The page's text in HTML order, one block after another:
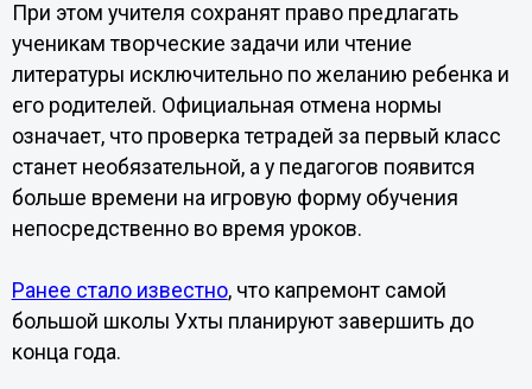
При этом учителя сохранят право предлагать
ученикам творческие задачи или чтение
литературы исключительно по желанию ребенка и
его родителей. Официальная отмена нормы
означает, что проверка тетрадей за первый класс
станет необязательной, а у педагогов появится
больше времени на игровую форму обучения
непосредственно во время уроков.
Ранее стало известно, что капремонт самой
большой школы Ухты планируют завершить до
конца года.